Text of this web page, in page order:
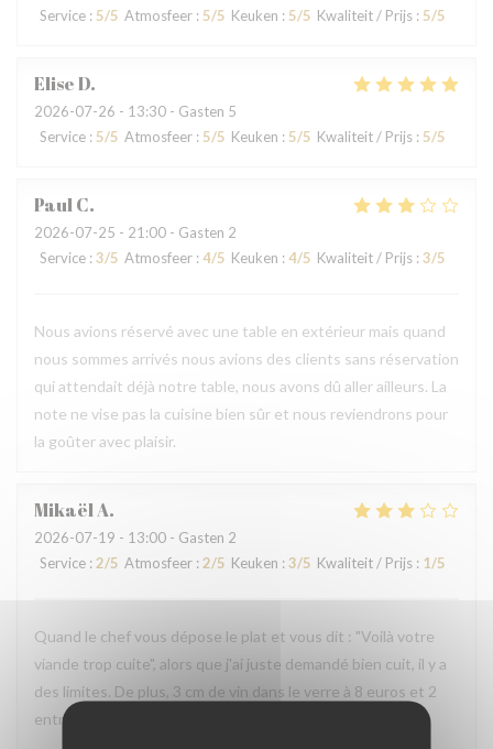
Service : 5/5 Atmosfeer : 5/5 Keuken : 5/5 Kwaliteit / Prijs : 5/5
EliseD
2026-07-26 - 13:30 - Gasten 5
Service : 5/5 Atmosfeer : 5/5 Keuken : 5/5 Kwaliteit / Prijs : 5/5
PaulC
2026-07-25 - 21:00 - Gasten 2
Service : 3/5 Atmosfeer : 4/5 Keuken : 4/5 Kwaliteit / Prijs : 3/5
Nous avions réservé avec une table en extérieur mais quand
nous sommes arrivés nous avions des clients sans réservation
qui attendait déjà notre table, nous avons dû aller ailleurs. La
note ne vise pas la cuisine bien sûr et nous reviendrons pour
la goûter avec plaisir.
MikaëlA
2026-07-19 - 13:00 - Gasten 2
Service : 2/5 Atmosfeer : 2/5 Keuken : 3/5 Kwaliteit / Prijs : 1/5
Quand le chef vous dépose le plat et vous dit : "Voilà votre
viande trop cuite", alors que j'ai juste demandé bien cuit, il y a
des limites. De plus, 3 cm de vin dans le verre à 8 euros et 2
entrées, 2 plats à 100 euros, je ne reviendrai plus.